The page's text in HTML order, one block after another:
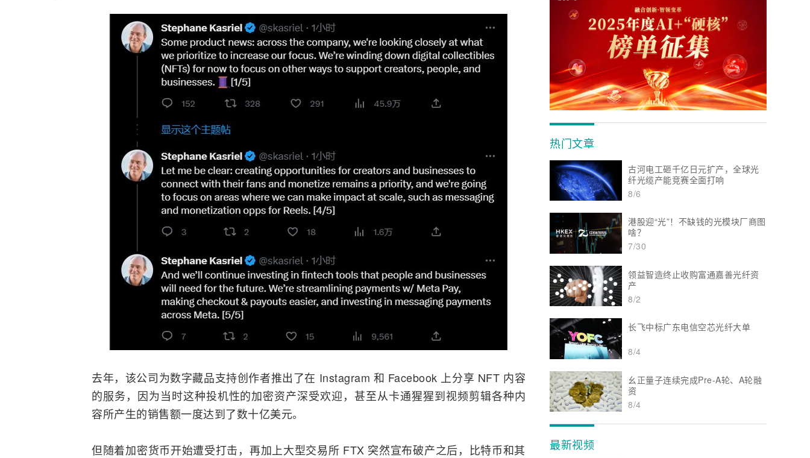
去年，该公司为数字藏品支持创作者推出了在 Instagram 和 Facebook 上分享 NFT 内容
的服务，因为当时这种投机性的加密资产深受欢迎，甚至从卡通猩猩到视频剪辑各种内
容所产生的销售额一度达到了数十亿美元。
但随着加密货币开始遭受打击，再加上大型交易所 FTX 突然宣布破产之后，比特币和其
热门文章
古河电工砸千亿日元扩产，全球光
纤光缆产能竞赛全面打响
8/6
港股迎“光”！不缺钱的光模块厂商图
啥？
7/30
领益智造终止收购富通嘉善光纤资
产
8/2
长飞中标广东电信空芯光纤大单
8/4
幺正量子连续完成Pre-A轮、A轮融
资
8/4
最新视频